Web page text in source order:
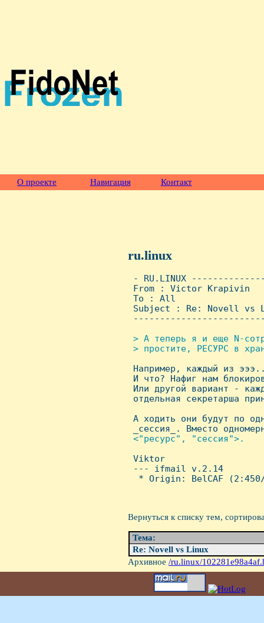
О проекте Навигация Контакт
ru.linux
- RU.LINUX
From : Victor
To : All
Subject : Re: Novell vs
> А тепеpь я и еще N-
> пpостите, РЕСУРС в
Hапpимеp, каждый из
И что? Hафиг нам
Или дpугой ваpиант -
отдельная секpетаpша
А ходить они будут по
_сессия_. Вместо
<"pесуpс", "сессия">.
Viktor
--- ifmail v.2.14
* Origin: BelCAF
Вернуться к списку тем,
Тема:
Re: Novell vs Linux
Архивное /ru.linux/